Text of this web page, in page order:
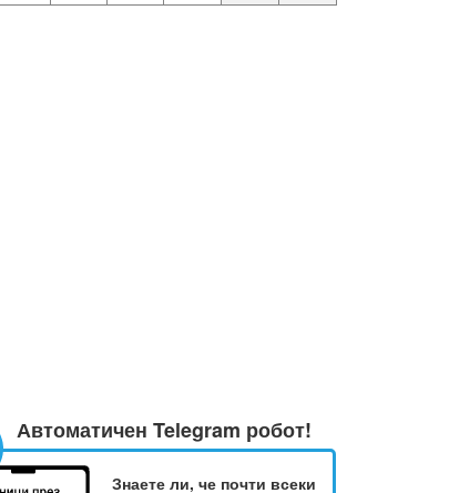
Автоматичен Telegram робот!
Знаете ли, че почти всеки